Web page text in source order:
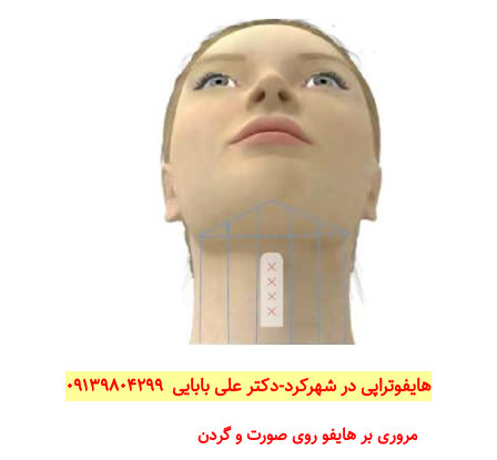
هایفوتراپی در شهرکرد-دکتر علی بابایی ۰۹۱۳۹۸۰۴۲۹۹
مروری بر هایفو روی صورت و گردن